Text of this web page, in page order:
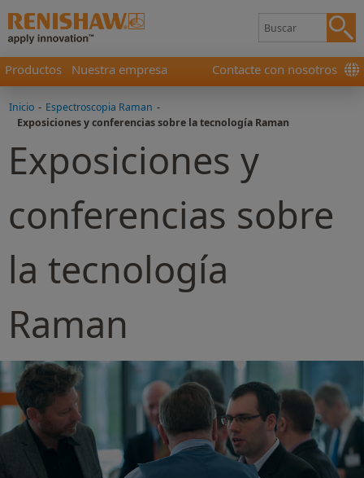
Productos Nuestra empresa Contacte con nosotros
Inicio - Espectroscopia Raman -
Exposiciones y conferencias sobre la tecnología Raman
Exposiciones y
conferencias sobre
la tecnología
Raman